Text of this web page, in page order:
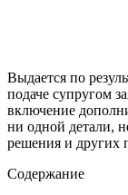
Выдается по
подаче супругом
включение
ни одной детали,
решения и других
Содержание